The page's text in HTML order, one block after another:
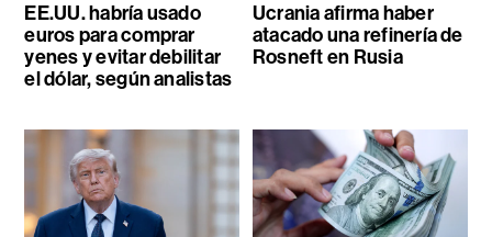
EE.UU. habría usado
euros para comprar
yenes y evitar debilitar
el dólar, según analistas
Ucrania afirma haber
atacado una refinería de
Rosneft en Rusia